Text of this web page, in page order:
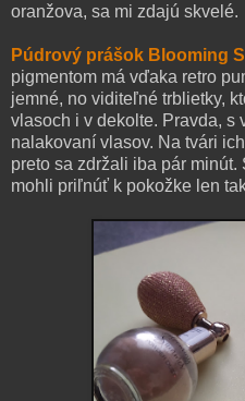
oranžova, sa mi zdajú skvelé.
Púdrový prášok Blooming
pigmentom má vďaka retro
jemné, no viditeľné trblietky,
vlasoch i v dekolte. Pravda, s
nalakovaní vlasov. Na tvári
preto sa zdržali iba pár
mohli priľnúť k pokožke len